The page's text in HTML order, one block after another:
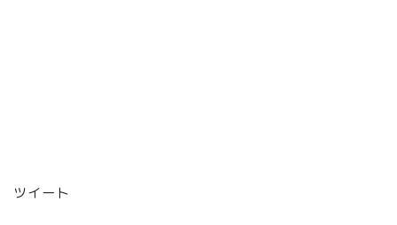
ツイート